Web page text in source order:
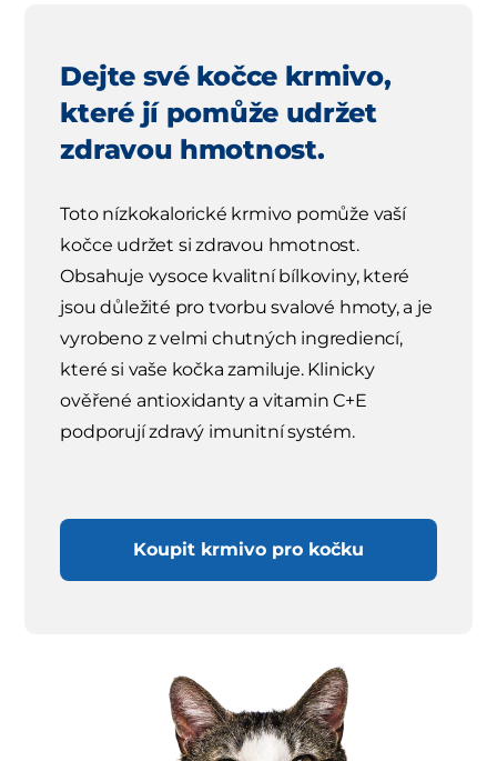
Dejte své kočce krmivo,
které jí pomůže udržet
zdravou hmotnost.
Toto nízkokalorické krmivo pomůže vaší
kočce udržet si zdravou hmotnost.
Obsahuje vysoce kvalitní bílkoviny, které
jsou důležité pro tvorbu svalové hmoty, a je
vyrobeno z velmi chutných ingrediencí,
které si vaše kočka zamiluje. Klinicky
ověřené antioxidanty a vitamin C+E
podporují zdravý imunitní systém.
Koupit krmivo pro kočku